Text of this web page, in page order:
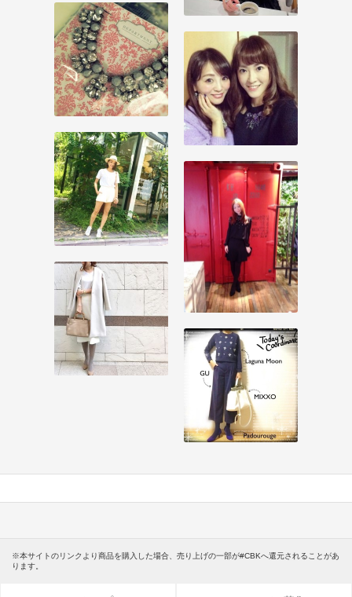
※本サイトのリンクより商品を購入した場合、売り上げの一部が#CBKへ還元されることがあ
ります。